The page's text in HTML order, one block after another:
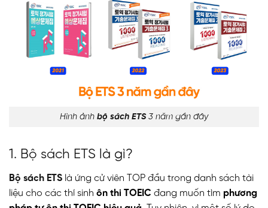
Hình ảnh bộ sách ETS3 năm gần đây
1. Bộ sách ETS là gì?
Bộ sách ETS là ứng cử viên TOP đầu trong danh sách tài
liệu cho các thí sinh ôn thi TOEIC đang muốn tìm phương